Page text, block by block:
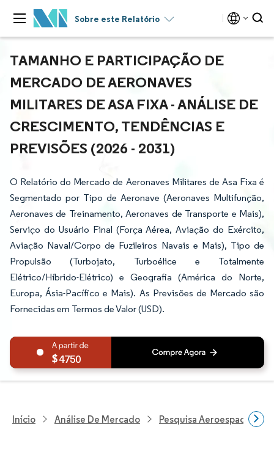
Sobre este Relatório
TAMANHO E PARTICIPAÇÃO DE
MERCADO DE AERONAVES
MILITARES DE ASA FIXA - ANÁLISE DE
CRESCIMENTO, TENDÊNCIAS E
PREVISÕES (2026 - 2031)
O Relatório do Mercado de Aeronaves Militares de Asa Fixa é
Segmentado por Tipo de Aeronave (Aeronaves Multifunção,
Aeronaves de Treinamento, Aeronaves de Transporte e Mais),
Serviço do Usuário Final (Força Aérea, Aviação do Exército,
Aviação Naval/Corpo de Fuzileiros Navais e Mais), Tipo de
Propulsão (Turbojato, Turboélice e Totalmente
Elétrico/Híbrido-Elétrico) e Geografia (América do Norte,
Europa, Ásia-Pacífico e Mais). As Previsões de Mercado são
Fornecidas em Termos de Valor (USD).
4750
Início Análise De Mercado Pesquisa Aeroespacial E